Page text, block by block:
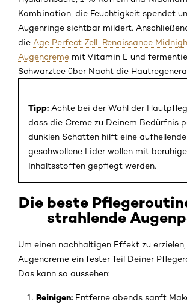
Kombination, die Feuchtigkeit spendet
Augenringe sichtbar mildert.
die Age Perfect Zell-Renaissance
Augencreme mit Vitamin E und
Schwarztee über Nacht die
Tipp: Achte bei der Wahl der
dass die Creme zu Deinem Bedürfnis
dunklen Schatten hilft eine
geschwollene Lider wollen mit
Inhaltsstoffen gepflegt werden.
Die beste
strahlende
Um einen nachhaltigen Effekt zu
Augencreme ein fester Teil Deiner
Das kann so aussehen:
Reinigen: Entferne abends sanft